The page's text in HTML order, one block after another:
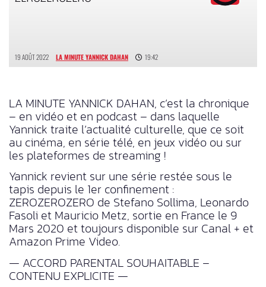
19 AOÛT 2022 LA MINUTE YANNICK DAHAN 19:42
LA MINUTE YANNICK DAHAN, c’est la chronique
– en vidéo et en podcast – dans laquelle
Yannick traite l’actualité culturelle, que ce soit
au cinéma, en série télé, en jeux vidéo ou sur
les plateformes de streaming !
Yannick revient sur une série restée sous le
tapis depuis le 1er confinement :
ZEROZEROZERO de Stefano Sollima, Leonardo
Fasoli et Mauricio Metz, sortie en France le 9
Mars 2020 et toujours disponible sur Canal + et
Amazon Prime Video.
— ACCORD PARENTAL SOUHAITABLE –
CONTENU EXPLICITE —